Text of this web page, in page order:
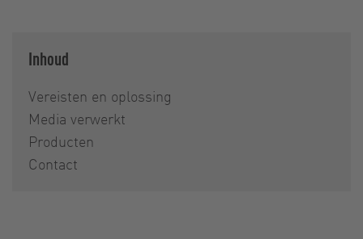
Inhoud
Vereisten en oplossing
Media verwerkt
Producten
Contact